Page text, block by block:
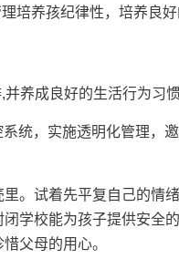
培养孩纪律性，培养良好
养成良好的生活行为习惯
统，实施透明化管理，
里。试着先平复自己的
学校能为孩子提供安全
父母的用心。